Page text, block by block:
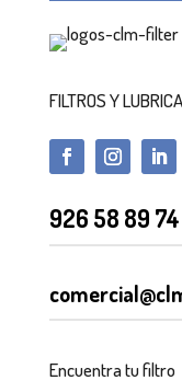
FILTROS Y
926 58 89 74
Encuentra tu filtro